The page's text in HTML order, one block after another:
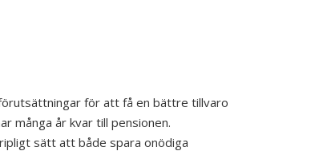
för att få en bättre tillvaro
många år kvar till pensionen.
sätt att både spara onödiga